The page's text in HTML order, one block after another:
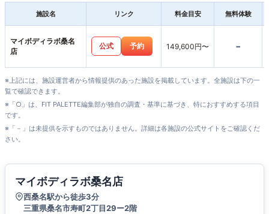
施設名 リンク 料金目安 無料体験
マイボディラボ桑名
店
公式 予約 149,600円〜 -
※上記には、施設運営者から情報提供のあった施設を掲載しています。全施設は下の一
覧で確認できます。
※「○」は、FIT PALETTE編集部が独自の調査・基準に基づき、特におすすめする項目
です。
※「－」は未提供を示すものではありません。詳細は各施設の公式サイトをご確認くだ
さい。
マイボディラボ桑名店
西桑名駅から徒歩3分
三重県桑名市寿町2丁目29ー2階